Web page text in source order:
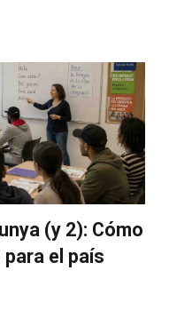
(y 2): Cómo
el país